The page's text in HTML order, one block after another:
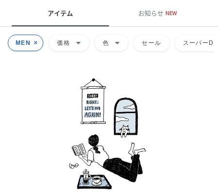
アイテム お知らせ NEW
MEN 価格 arrow_drop_down 色 arrow_drop_down セール スーパー